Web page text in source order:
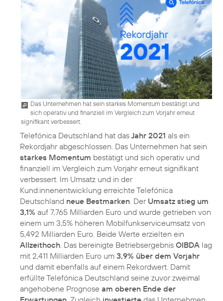
Das Unternehmen hat sein starkes Momentum bestätigt und
sich operativ und finanziell im Vergleich zum Vorjahr erneut
signifikant verbessert.
Telefónica Deutschland hat das Jahr 2021 als ein
Rekordjahr abgeschlossen. Das Unternehmen hat sein
starkes Momentum bestätigt und sich operativ und
finanziell im Vergleich zum Vorjahr erneut signifikant
verbessert. Im Umsatz und in der
Kund:innenentwicklung erreichte Telefónica
Deutschland neue Bestmarken . Der Umsatz stieg um
3,1% auf 7,765 Milliarden Euro und wurde getrieben von
einem um 3,5% höheren Mobilfunkserviceumsatz von
5,492 Milliarden Euro. Beide Werte erzielten ein
Allzeithoch . Das bereinigte Betriebsergebnis OIBDA lag
mit 2,411 Milliarden Euro um 3,9% über dem Vorjahr
und damit ebenfalls auf einem Rekordwert. Damit
erfüllte Telefónica Deutschland seine zuvor zweimal
angehobene Prognose am oberen Ende der